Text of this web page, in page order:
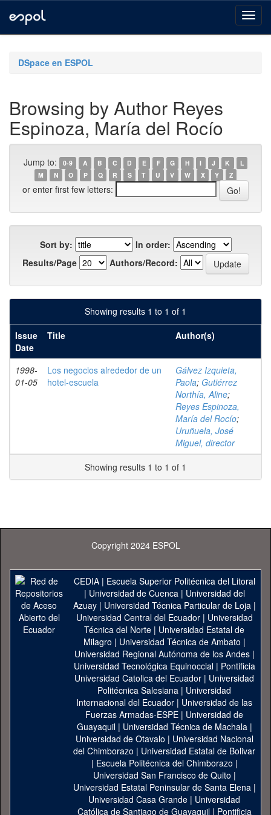
navigationDSpace en ESPOL
Browsing by Author Reyes
Espinoza, María del Rocío
Jump to: 0-9 A B C D E F G H I J K
L
M
N O P Q R S T U V W X Y Z
or enter first few letters:
Sort by:
In order:
Results/Page
Authors/Record:
Showing results 1 to 1 of 1
Issue
Date
Title Author(s)
1998-
01-05
Los negocios alrededor de un
hotel-escuela
Gálvez Izquieta,
Paola; Gutiérrez
Northía, Aline;
Reyes Espinoza,
María del Rocío;
Uruñuela, José
Miguel, director
Showing results 1 to 1 of 1
Copyright 2024 ESPOL
CEDIA| Escuela Superior Politécnica del Litoral
| Universidad de Cuenca| Universidad del
Azuay| Universidad Técnica Particular de Loja|
Universidad Central del Ecuador| Universidad
Técnica del Norte | Universidad Estatal de
Milagro | Universidad Técnica de Ambato |
Universidad Regional Autónoma de los Andes|
Universidad Tecnológica Equinoccial| Pontificia
Universidad Catolica del Ecuador | Universidad
Politécnica Salesiana | Universidad
Internacional del Ecuador | Universidad de las
Fuerzas Armadas-ESPE | Universidad de
Guayaquil| Universidad Técnica de Machala|
Universidad de Otavalo | Universidad Nacional
del Chimborazo | Universidad Estatal de Bolivar
| Escuela Politécnica del Chimborazo |
Universidad San Francisco de Quito |
Universidad Estatal Peninsular de Santa Elena|
Universidad Casa Grande | Universidad
Católica de Santiago de Guayaquil| Pontificia